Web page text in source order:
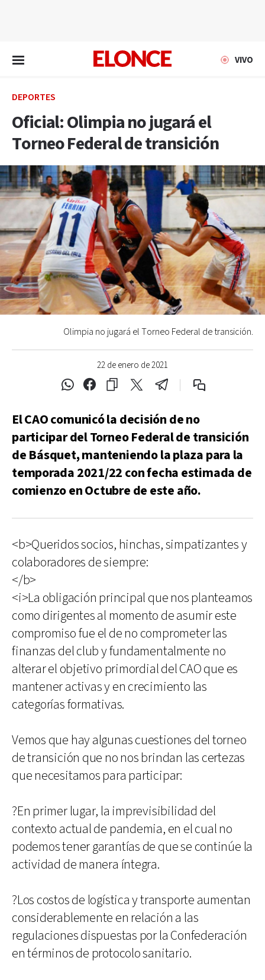
VIVO
DEPORTES
Oficial: Olimpia no jugará el
Torneo Federal de transición
22 de enero de 2021
Olimpia no jugará el Torneo Federal de transición.
El CAO comunicó la decisión de no
participar del Torneo Federal de transición
de Básquet, manteniendo la plaza para la
temporada 2021/22 con fecha estimada de
comienzo en Octubre de este año.
<b>Queridos socios, hinchas, simpatizantes y
colaboradores de siempre:
</b>
<i>La obligación principal que nos planteamos
como dirigentes al momento de asumir este
compromiso fue el de no comprometer las
finanzas del club y fundamentalmente no
alterar el objetivo primordial del CAO que es
mantener activas y en crecimiento las
categorías formativas.
Vemos que hay algunas cuestiones del torneo
de transición que no nos brindan las certezas
que necesitamos para participar:
?En primer lugar, la imprevisibilidad del
contexto actual de pandemia, en el cual no
podemos tener garantías de que se continúe la
actividad de manera íntegra.
?Los costos de logística y transporte aumentan
considerablemente en relación a las
regulaciones dispuestas por la Confederación
en términos de protocolo sanitario.